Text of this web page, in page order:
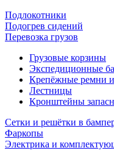
Подлокотники
Подогрев сидений
Перевозка грузов
Грузовые корзины
Экспедиционные
Крепёжные ремни и
Лестницы
Кронштейны
Сетки и решётки в
Фаркопы
Электрика и